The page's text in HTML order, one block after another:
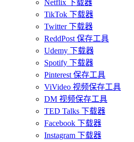
Netflix 下载器
TikTok 下载器
Twitter 下载器
ReddPost 保存工具
Udemy 下载器
Spotify 下载器
Pinterest 保存工具
ViVideo 视频保存工具
DM 视频保存工具
TED Talks 下载器
Facebook 下载器
Instagram 下载器